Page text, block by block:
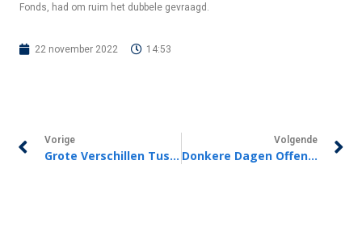
Fonds, had om ruim het dubbele gevraagd.
22 november 2022 14:53
Vorige
Grote Verschillen Tussen Zorgpremie 2023
Volgende
Donkere Dagen Offensief Moet Aantal Woninginbraken Verlagen